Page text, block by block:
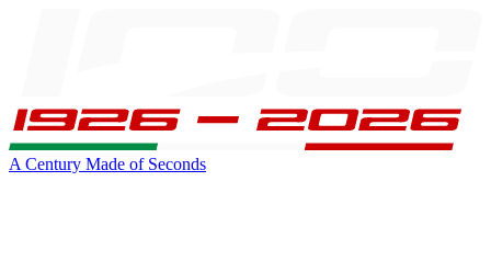
A Century Made of Seconds